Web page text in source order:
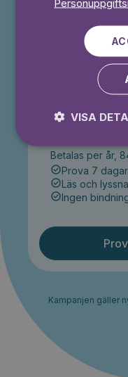
År
Betalas per år,
Prova 7
Läs och
Ingen
Kampanjen gäller
VISA